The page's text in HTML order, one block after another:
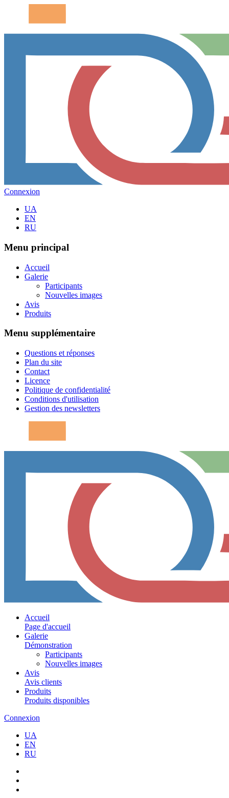
Connexion
UA
EN
RU
Menu principal
Accueil
Galerie
Participants
Nouvelles images
Avis
Produits
Menu supplémentaire
Questions et réponses
Plan du site
Contact
Licence
Politique de confidentialité
Conditions d'utilisation
Gestion des newsletters
Accueil
Page d'accueil
Galerie
Démonstration
Participants
Nouvelles images
Avis
Avis clients
Produits
Produits disponibles
Connexion
UA
EN
RU